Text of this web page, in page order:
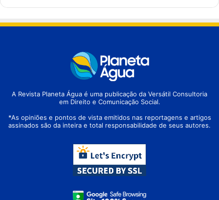
A Revista Planeta Água é uma publicação da Versátil Consultoria
em Direito e Comunicação Social.
*As opiniões e pontos de vista emitidos nas reportagens e artigos
assinados são da inteira e total responsabilidade de seus autores.